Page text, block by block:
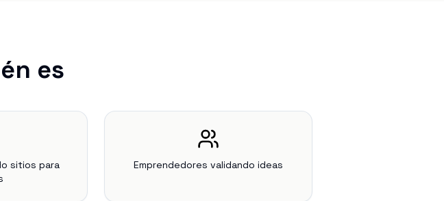
es
sitios para
Emprendedores validando ideas